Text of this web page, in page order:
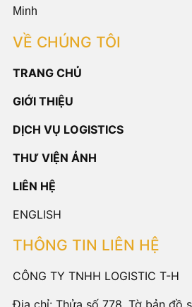
Minh
VỀ CHÚNG TÔI
TRANG CHỦ
GIỚI THIỆU
DỊCH VỤ LOGISTICS
THƯ VIỆN ẢNH
LIÊN HỆ
ENGLISH
THÔNG TIN LIÊN HỆ
CÔNG TY TNHH LOGISTIC T-H
Địa chỉ: Thửa số 778, Tờ bản đồ